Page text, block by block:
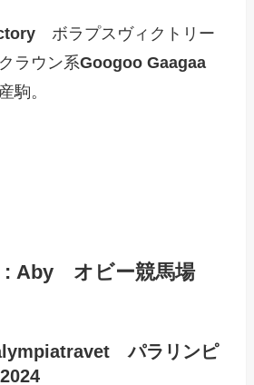
ボラプスヴィクトリー
ラウン系Googoo Gaagaa
駒。
: Aby オビー競馬場
パラリンピ